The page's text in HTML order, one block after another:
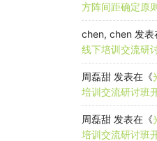
方阵间距确定原
chen, chen 发表
线下培训交流研
周磊甜 发表在《
培训交流研讨班
周磊甜 发表在《
培训交流研讨班